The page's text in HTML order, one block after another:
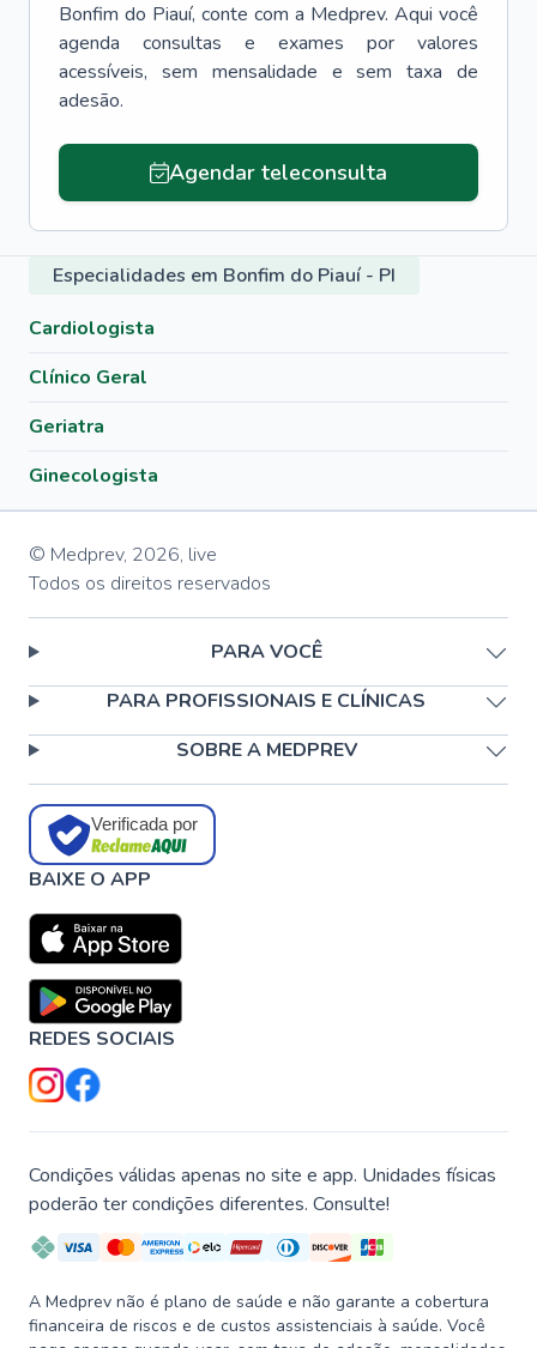
Bonfim do Piauí, conte com a Medprev. Aqui você
agenda consultas e exames por valores
acessíveis, sem mensalidade e sem taxa de
adesão.
Agendar teleconsulta
Especialidades em Bonfim do Piauí - PI
Cardiologista
Clínico Geral
Geriatra
Ginecologista
© Medprev, 2026, live
Todos os direitos reservados
PARA VOCÊ
PARA PROFISSIONAIS E CLÍNICAS
SOBRE A MEDPREV
Verificada por
BAIXE O APP
REDES SOCIAIS
Condições válidas apenas no site e app. Unidades físicas
poderão ter condições diferentes. Consulte!
A Medprev não é plano de saúde e não garante a cobertura
financeira de riscos e de custos assistenciais à saúde. Você